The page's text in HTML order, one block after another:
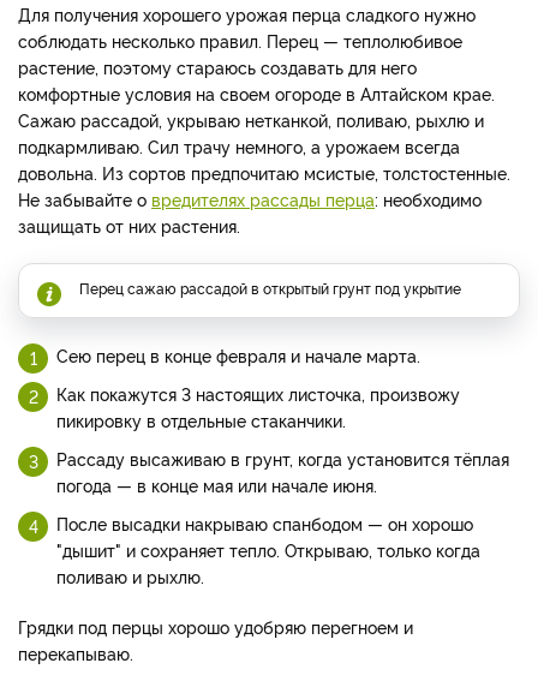
Для получения хорошего урожая перца сладкого нужно
соблюдать несколько правил. Перец — теплолюбивое
растение, поэтому стараюсь создавать для него
комфортные условия на своем огороде в Алтайском крае.
Сажаю рассадой, укрываю нетканкой, поливаю, рыхлю и
подкармливаю. Сил трачу немного, а урожаем всегда
довольна. Из сортов предпочитаю мсистые, толстостенные.
Не забывайте о вредителях рассады перца: необходимо
защищать от них растения.
Перец сажаю рассадой в открытый грунт под укрытие
Cею перец в конце февраля и начале марта.
Как покажутся 3 настоящих листочка, произвожу
пикировку в отдельные стаканчики.
Рассаду высаживаю в грунт, когда установится тёплая
погода — в конце мая или начале июня.
После высадки накрываю спанбодом — он хорошо
"дышит" и сохраняет тепло. Открываю, только когда
поливаю и рыхлю.
Грядки под перцы хорошо удобряю перегноем и
перекапываю.